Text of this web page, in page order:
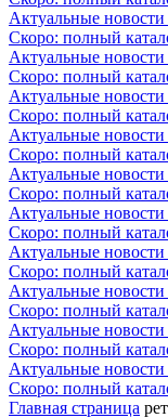
Актуальные
Скоро: полный
Актуальные
Скоро: полный
Актуальные
Скоро: полный
Актуальные
Скоро: полный
Актуальные
Скоро: полный
Актуальные
Скоро: полный
Актуальные
Скоро: полный
Актуальные
Скоро: полный
Актуальные
Скоро: полный
Актуальные
Скоро: полный
Главная страница